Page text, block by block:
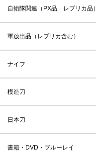
自衛隊関連（PX品 レプリカ品）
軍放出品（レプリカ含む）
ナイフ
模造刀
日本刀
書籍・DVD・ブルーレイ